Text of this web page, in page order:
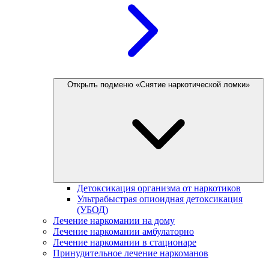
Открыть подменю «Снятие наркотической ломки»
Детоксикация организма от наркотиков
Ультрабыстрая опиоидная детоксикация
(УБОД)
Лечение наркомании на дому
Лечение наркомании амбулаторно
Лечение наркомании в стационаре
Принудительное лечение наркоманов